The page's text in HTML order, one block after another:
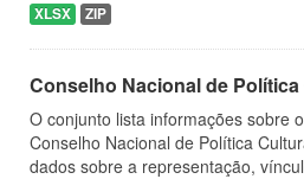
XLSX ZIP
Conselho Nacional de
O conjunto lista informações sobre
Conselho Nacional de Política
dados sobre a representação,